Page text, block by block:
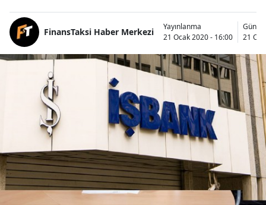
FinansTaksi Haber Merkezi
Yayınlanma
21 Ocak 2020 - 16:00
21